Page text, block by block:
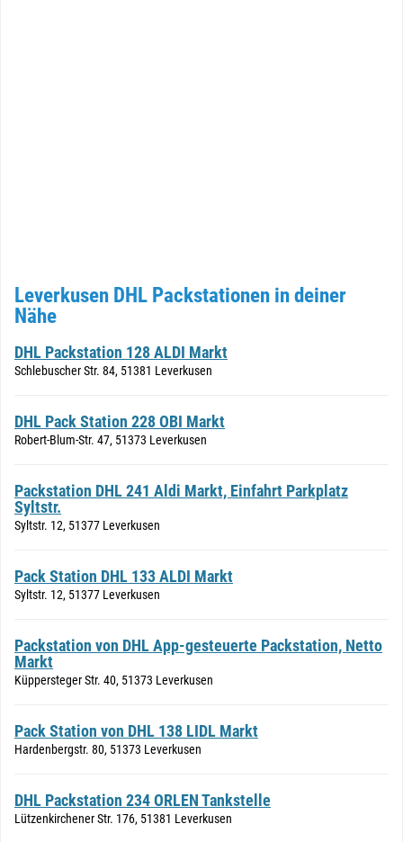
Leverkusen DHL Packstationen in deiner
Nähe
DHL Packstation 128 ALDI Markt
Schlebuscher Str. 84, 51381 Leverkusen
DHL Pack Station 228 OBI Markt
Robert-Blum-Str. 47, 51373 Leverkusen
Packstation DHL 241 Aldi Markt, Einfahrt Parkplatz
Syltstr.
Syltstr. 12, 51377 Leverkusen
Pack Station DHL 133 ALDI Markt
Syltstr. 12, 51377 Leverkusen
Packstation von DHL App-gesteuerte Packstation, Netto
Markt
Küppersteger Str. 40, 51373 Leverkusen
Pack Station von DHL 138 LIDL Markt
Hardenbergstr. 80, 51373 Leverkusen
DHL Packstation 234 ORLEN Tankstelle
Lützenkirchener Str. 176, 51381 Leverkusen